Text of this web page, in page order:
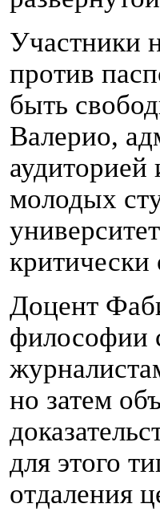
Участники
против
быть
Валерио,
молодых
Доцент
философии
но затем
для этого
отдаления